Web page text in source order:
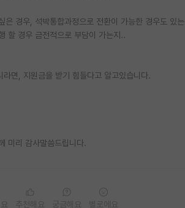
경우, 석박통합과정으로 전환이 가능한 경우도 있는
할 경우 금전적으로 부담이 가는지..
면, 지원금을 받기 힘들다고 알고있습니다.
미리 감사말씀드립니다.